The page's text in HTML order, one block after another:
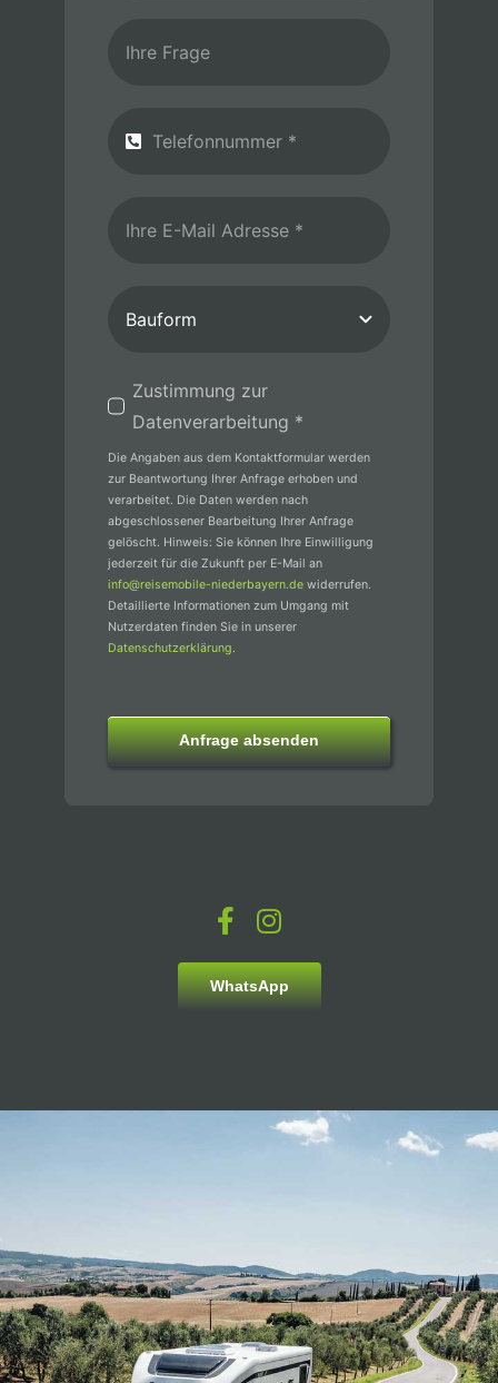
Zustimmung zur
Datenverarbeitung *
Die Angaben aus dem Kontaktformular werden
zur Beantwortung Ihrer Anfrage erhoben und
verarbeitet. Die Daten werden nach
abgeschlossener Bearbeitung Ihrer Anfrage
gelöscht. Hinweis: Sie können Ihre Einwilligung
jederzeit für die Zukunft per E-Mail an
info@reisemobile-niederbayern.de widerrufen.
Detaillierte Informationen zum Umgang mit
Nutzerdaten finden Sie in unserer
Datenschutzerklärung.
Anfrage absenden
WhatsApp